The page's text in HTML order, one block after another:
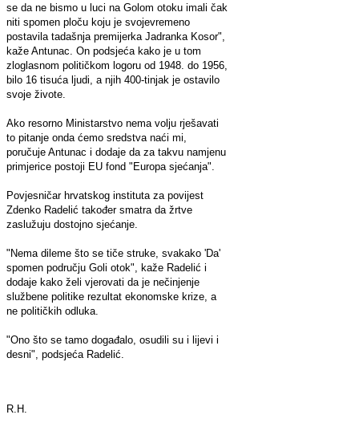
se da ne bismo u luci na Golom otoku imali čak
niti spomen ploču koju je svojevremeno
postavila tadašnja premijerka Jadranka Kosor",
kaže Antunac. On podsjeća kako je u tom
zloglasnom političkom logoru od 1948. do 1956,
bilo 16 tisuća ljudi, a njih 400-tinjak je ostavilo
svoje živote.
Ako resorno Ministarstvo nema volju rješavati
to pitanje onda ćemo sredstva naći mi,
poručuje Antunac i dodaje da za takvu namjenu
primjerice postoji EU fond "Europa sjećanja".
Povjesničar hrvatskog instituta za povijest
Zdenko Radelić također smatra da žrtve
zaslužuju dostojno sjećanje.
"Nema dileme što se tiče struke, svakako 'Da'
spomen području Goli otok", kaže Radelić i
dodaje kako želi vjerovati da je nečinjenje
službene politike rezultat ekonomske krize, a
ne političkih odluka.
"Ono što se tamo događalo, osudili su i lijevi i
desni", podsjeća Radelić.
R.H.